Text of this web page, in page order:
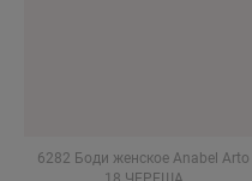
6282 Боди женское Anabel Arto